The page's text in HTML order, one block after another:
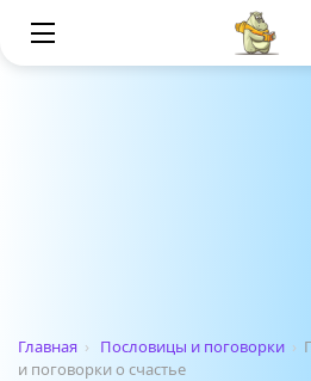
Главная › Пословицы и поговорки ›
и поговорки о счастье